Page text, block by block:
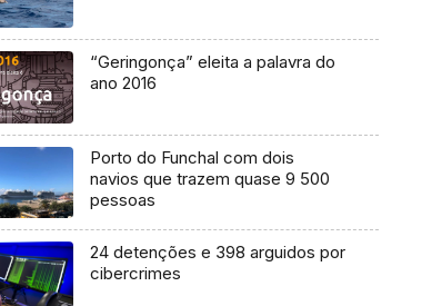
“Geringonça” eleita a palavra do
ano 2016
Porto do Funchal com dois
navios que trazem quase 9 500
pessoas
24 detenções e 398 arguidos por
cibercrimes